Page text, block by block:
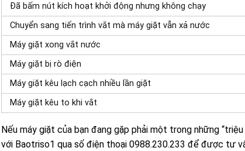
Đã bấm nút kích hoạt khởi động nhưng không chạy
Chuyển sang tiến trình vắt mà máy giặt vẫn xả nước
Máy giặt xong vắt nước
Máy giặt bị rò điện
Máy giặt kêu lạch cạch nhiều lần giặt
Máy giặt kêu to khi vắt
Nếu máy giặt của bạn đang gặp phải một trong những
với Baotriso1 qua số điện thoại 0988.230.233 để được tư